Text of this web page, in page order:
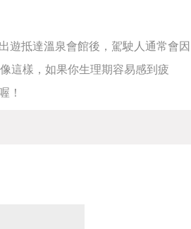
遊抵達溫泉會館後，駕駛人通常會因
這樣，如果你生理期容易感到疲
！